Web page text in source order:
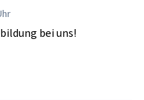
bei uns!